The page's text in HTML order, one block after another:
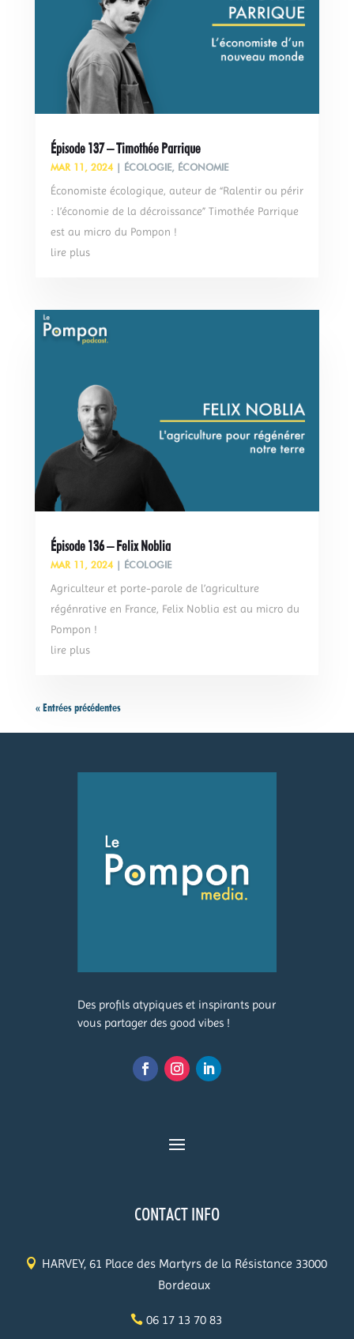
Épisode 137 – Timothée Parrique
MAR 11, 2024| ÉCOLOGIE, ÉCONOMIE
Économiste écologique, auteur de “Ralentir ou périr
: l’économie de la décroissance” Timothée Parrique
est au micro du Pompon !
lire plus
Épisode 136 – Felix Noblia
MAR 11, 2024| ÉCOLOGIE
Agriculteur et porte-parole de l’agriculture
régénrative en France, Felix Noblia est au micro du
Pompon !
lire plus
« Entrées précédentes
Des profils atypiques et inspirants pour
vous partager des good vibes !
CONTACT INFO
HARVEY, 61 Place des Martyrs de la Résistance 33000
Bordeaux
06 17 13 70 83